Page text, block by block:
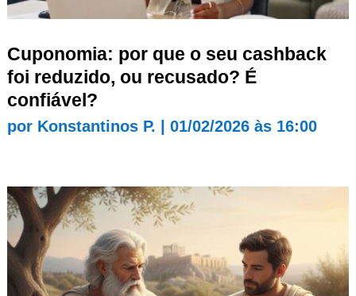
Cuponomia: por que o seu cashback
foi reduzido, ou recusado? É
confiável?
por Konstantinos P. 01/02/2026 às 16:00